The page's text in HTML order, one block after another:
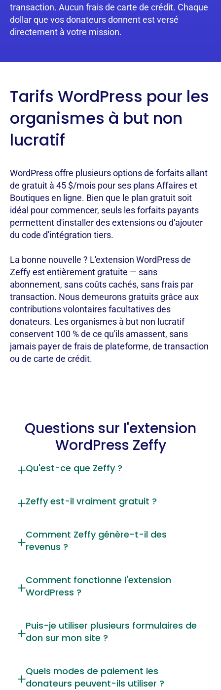
transaction. Aucun frais de carte de crédit. Chaque
dollar que vos donateurs donnent est versé
directement à votre mission.
Tarifs WordPress pour les
organismes à but non
lucratif
WordPress offre plusieurs options de forfaits allant
de gratuit à 45 $/mois pour ses plans Affaires et
Boutiques en ligne. Bien que le plan gratuit soit
idéal pour commencer, seuls les forfaits payants
permettent d'installer des extensions ou d'ajouter
du code d'intégration tiers.
La bonne nouvelle ? L'extension WordPress de
Zeffy est entièrement gratuite — sans
abonnement, sans coûts cachés, sans frais par
transaction. Nous demeurons gratuits grâce aux
contributions volontaires facultatives des
donateurs. Les organismes à but non lucratif
conservent 100 % de ce qu'ils amassent, sans
jamais payer de frais de plateforme, de transaction
ou de carte de crédit.
Questions sur l'extension
WordPress Zeffy
Qu'est-ce que Zeffy ?
Zeffy est-il vraiment gratuit ?
Comment Zeffy génère-t-il des
revenus ?
Comment fonctionne l'extension
WordPress ?
Puis-je utiliser plusieurs formulaires de
don sur mon site ?
Quels modes de paiement les
donateurs peuvent-ils utiliser ?